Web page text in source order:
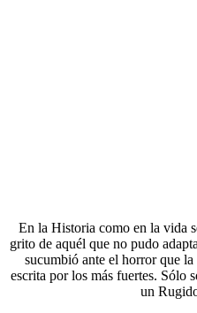
En la Historia como en la vida
grito de aquél que no pudo
sucumbió ante el horror que
escrita por los más fuertes. Sólo
un